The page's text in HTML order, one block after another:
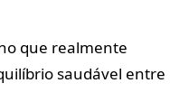
que realmente
saudável entre